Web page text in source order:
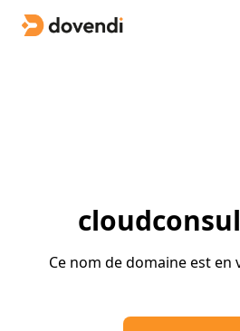
Ce nom de domaine est en